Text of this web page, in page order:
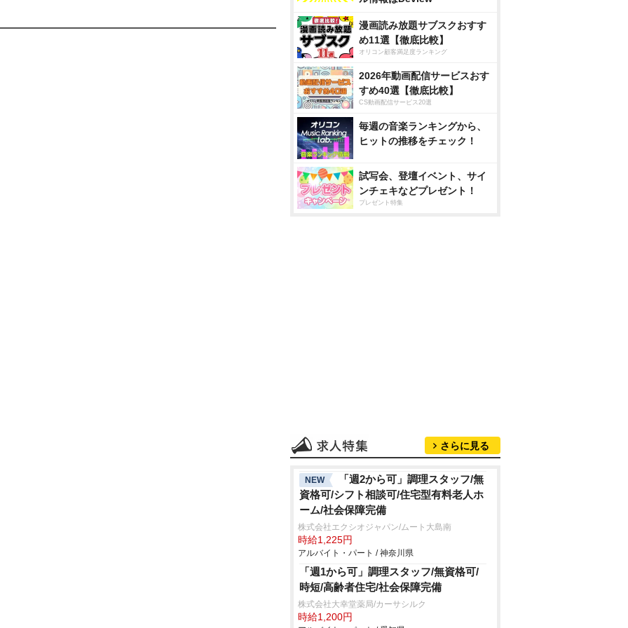
漫画読み放題サブスクおすす
め11選【徹底比較】
オリコン顧客満足度ランキング
2026年動画配信サービスおす
すめ40選【徹底比較】
CS動画配信サービス20選
毎週の音楽ランキングから、
ヒットの推移をチェック！
試写会、登壇イベント、サイ
ンチェキなどプレゼント！
プレゼント特集
さらに見る
NEW
「週2から可」調理スタッフ/無
資格可/シフト相談可/住宅型有料老人ホ
ーム/社会保障完備
株式会社エクシオジャパン/ムート大島南
時給1,225円
アルバイト・パート / 神奈川県
「週1から可」調理スタッフ/無資格可/
時短/高齢者住宅/社会保障完備
株式会社大幸堂薬局/カーサシルク
時給1,200円